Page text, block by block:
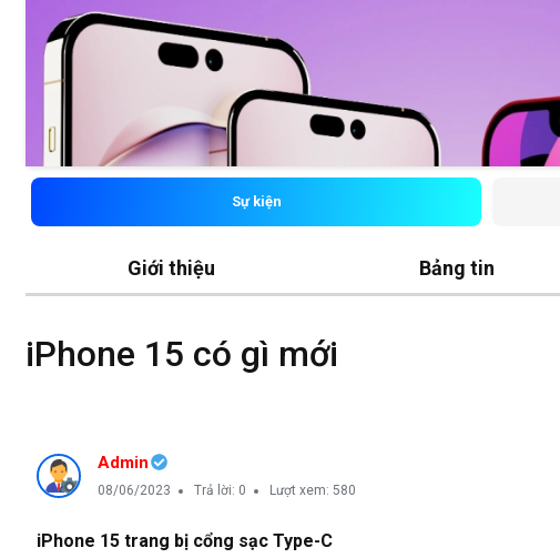
Sự kiện
Giới thiệu Bảng tin
iPhone 15 có gì mới
Admin
08/06/2023 Trả lời: 0 Lượt xem: 580
iPhone 15 trang bị cổng sạc Type-C